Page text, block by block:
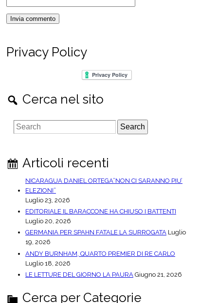
Privacy Policy
Cerca nel sito
S
e
c
Articoli recenti
NICARAGUA DANIEL ORTEGA”NON CI SARANNO PIU’
ELEZIONI”
Luglio 23, 2026
EDITORIALE IL BARACCONE HA CHIUSO I BATTENTI
Luglio 20, 2026
GERMANIA PER SPAHN FATALE LA SURROGATA Luglio
19, 2026
ANDY BURNHAM, QUARTO PREMIER DI RE CARLO
Luglio 18, 2026
LE LETTURE DEL GIORNO LA PAURA Giugno 21, 2026
Cerca per Categorie